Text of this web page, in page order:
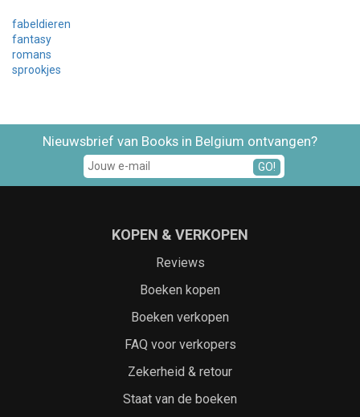
fabeldieren
fantasy
romans
sprookjes
Nieuwsbrief van Books in Belgium ontvangen?
GO!
KOPEN & VERKOPEN
Reviews
Boeken kopen
Boeken verkopen
FAQ voor verkopers
Zekerheid & retour
Staat van de boeken